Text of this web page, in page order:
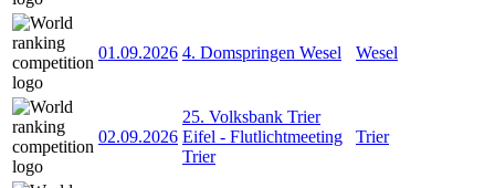
01.09.2026 4. Domspringen Wesel Wesel
02.09.2026
25. Volksbank Trier
Eifel - Flutlichtmeeting
Trier
Trier